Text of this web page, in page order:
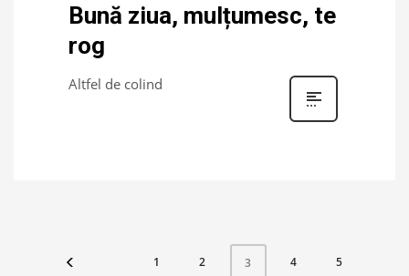
Bună ziua, mulțumesc, te
rog
Altfel de colind
1 2 3 4 5